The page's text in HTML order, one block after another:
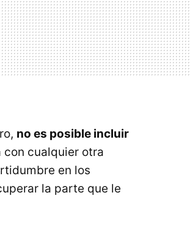
no es posible incluir
con cualquier otra
en los
la parte que le